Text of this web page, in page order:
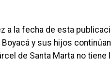
a la fecha de esta
y sus hijos
de Santa Marta no